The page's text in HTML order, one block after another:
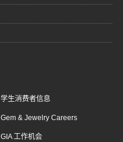
学生消费者信息
Gem & Jewelry Careers
GIA 工作机会